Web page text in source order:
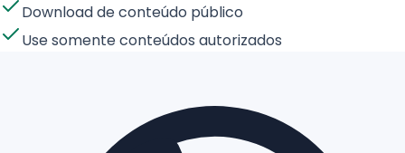
Download de conteúdo público
Use somente conteúdos autorizados